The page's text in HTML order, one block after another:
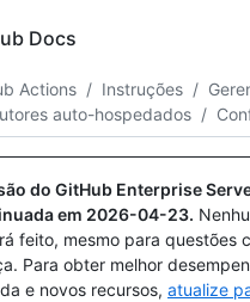
Docs
Actions / Instruções /
auto-hospedados /
do GitHub Enterprise
em 2026-04-23.
feito, mesmo para questões
Para obter melhor
e novos recursos, atualize